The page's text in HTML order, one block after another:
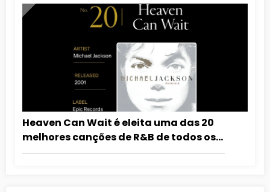
Heaven Can Wait é eleita uma das 20
melhores canções de R&B de todos os
tempos pela revista ESSENCE